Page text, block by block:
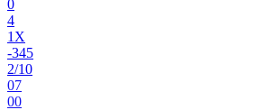
0
4
1X
-345
2/10
07
00